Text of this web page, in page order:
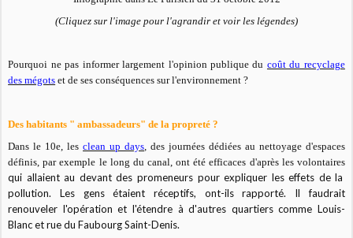
(Cliquez sur l'image pour l'agrandir et voir les légendes)
Pourquoi ne pas informer largement l'opinion publique du coût du recyclage
des mégots et de ses conséquences sur l'environnement ?
Des habitants " ambassadeurs" de la propreté ?
Dans le 10e, lesclean up days , des journées dédiées au nettoyage d'espaces
définis, par exemple le long du canal, ont été efficaces d'après les volontaires
qui allaient au devant des promeneurs pour expliquer les effets de la
pollution. Les gens étaient réceptifs, ont-ils rapporté. Il faudrait
renouveler l'opération et l'étendre à d'autres quartiers comme Louis-
Blanc et rue du Faubourg Saint-Denis.